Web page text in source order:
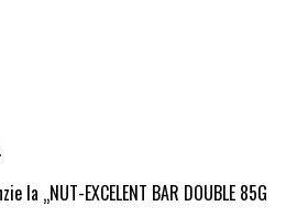
la „NUT-EXCELENT BAR DOUBLE 85G